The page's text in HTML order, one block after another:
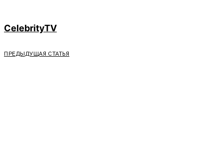
CelebrityTV
ПРЕДЫДУЩАЯ СТАТЬЯ